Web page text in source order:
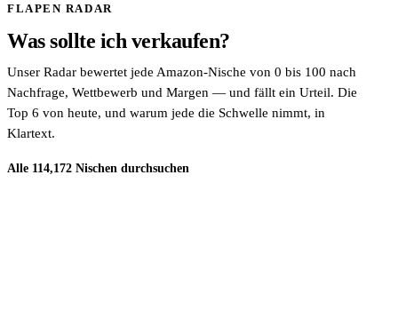
FLAPEN RADAR
Was sollte ich verkaufen?
Unser Radar bewertet jede Amazon-Nische von 0 bis 100 nach
Nachfrage, Wettbewerb und Margen — und fällt ein Urteil. Die
Top 6 von heute, und warum jede die Schwelle nimmt, in
Klartext.
Alle 114,172 Nischen durchsuchen